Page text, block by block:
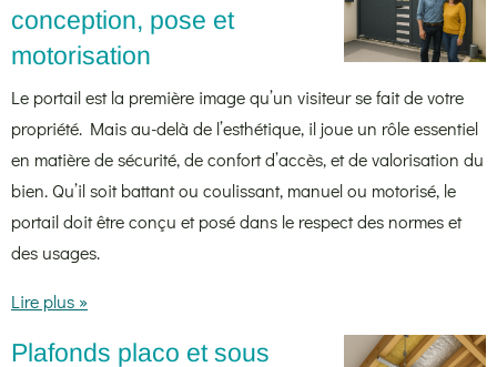
conception, pose et
motorisation
Le portail est la première image qu’un visiteur se fait de votre
propriété. Mais au-delà de l’esthétique, il joue un rôle essentiel
en matière de sécurité, de confort d’accès, et de valorisation du
bien. Qu’il soit battant ou coulissant, manuel ou motorisé, le
portail doit être conçu et posé dans le respect des normes et
des usages.
Lire plus »
Plafonds placo et sous